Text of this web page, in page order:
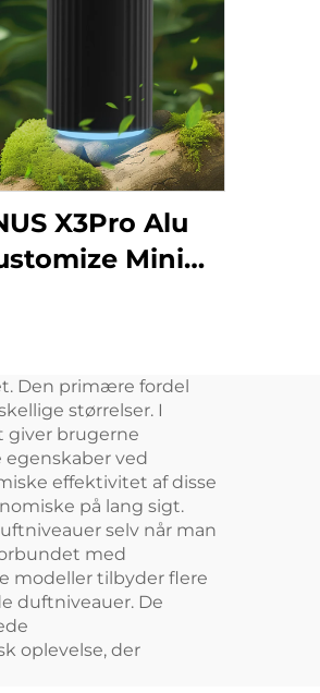
X3Pro Alu
Mini
Diffuser
Den primære fordel
størrelser. I
giver brugerne
ved
effektivitet af disse
på lang sigt.
selv når man
med
modeller tilbyder flere
duftniveauer. De
oplevelse, der